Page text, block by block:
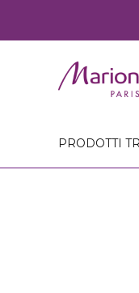
PRODOTTI